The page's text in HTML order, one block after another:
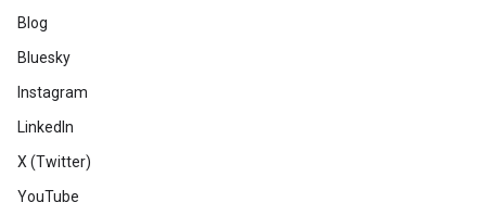
Blog
Bluesky
Instagram
LinkedIn
X (Twitter)
YouTube